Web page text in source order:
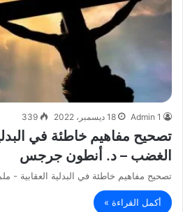
Admin 1 18 ديسمبر، 2022 339
تصحيح مفاهيم خاطئة في
الغضب – د. أنطون جرجس
تصحيح مفاهيم خاطئة في البدلية
أكمل القراءة »